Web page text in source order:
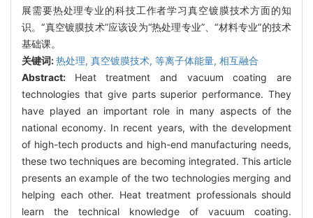
展需要热处理专业的科技工作者学习真空镀膜技术方面的知
识。“真空镀膜技术”应该设为“热处理专业”、“材料专业”的技术
基础课。
关键词:热处理, 真空镀膜技术, 等离子体能量, 相互融合
Abstract: Heat treatment and vacuum coating are
technologies that give parts superior performance. They
have played an important role in many aspects of the
national economy. In recent years, with the development
of high-tech products and high-end manufacturing needs,
these two techniques are becoming integrated. This article
presents an example of the two technologies merging and
helping each other. Heat treatment professionals should
learn the technical knowledge of vacuum coating.